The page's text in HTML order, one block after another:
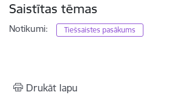
Saistītas tēmas
Notikumi: Tiešsaistes pasākums
Drukāt lapu